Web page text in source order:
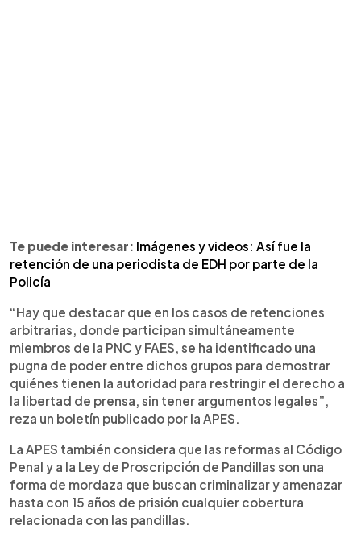
Te puede interesar: Imágenes y videos: Así fue la
retención de una periodista de EDH por parte de la
Policía
“Hay que destacar que en los casos de retenciones
arbitrarias, donde participan simultáneamente
miembros de la PNC y FAES, se ha identificado una
pugna de poder entre dichos grupos para demostrar
quiénes tienen la autoridad para restringir el derecho a
la libertad de prensa, sin tener argumentos legales”,
reza un boletín publicado por la APES.
La APES también considera que las reformas al Código
Penal y a la Ley de Proscripción de Pandillas son una
forma de mordaza que buscan criminalizar y amenazar
hasta con 15 años de prisión cualquier cobertura
relacionada con las pandillas.